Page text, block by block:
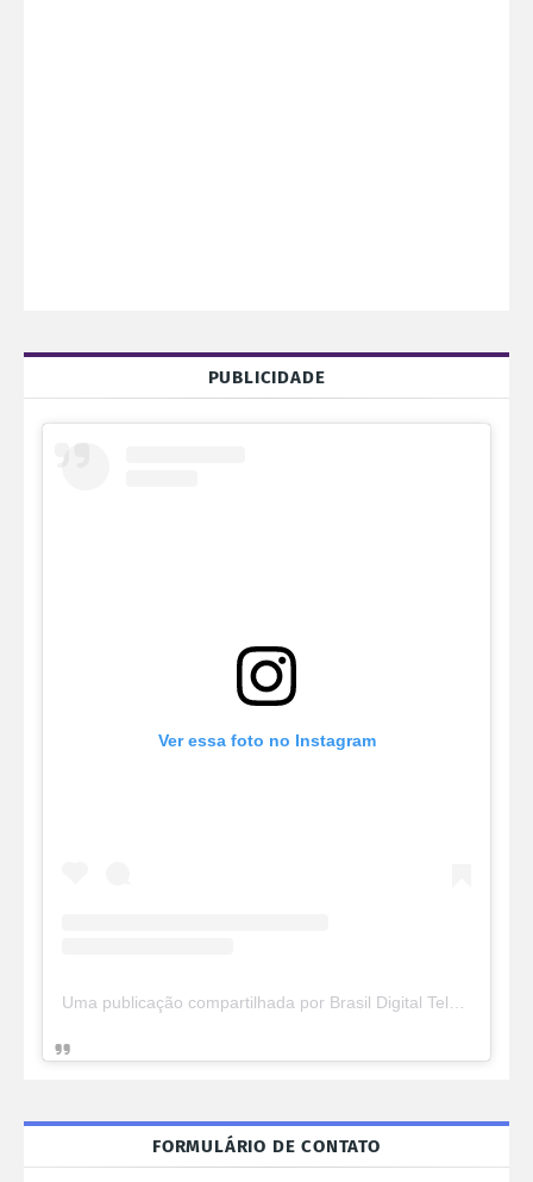
PUBLICIDADE
Ver essa foto no Instagram
Uma publicação compartilhada por Brasil Digital Telecom (@brasildigitaltelecom)
FORMULÁRIO DE CONTATO